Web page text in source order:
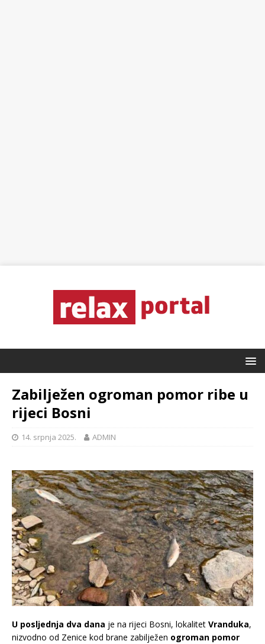
Zabilježen ogroman pomor ribe u
rijeci Bosni
14. srpnja 2025. ADMIN
U posljednja dva dana je na rijeci Bosni, lokalitet Vranduka,
nizvodno od Zenice kod brane zabilježen ogroman pomor